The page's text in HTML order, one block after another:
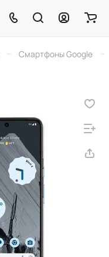
– Смартфоны Google –